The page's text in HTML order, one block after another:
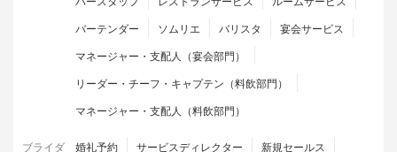
バーテンダー
ソムリエ バリスタ
宴会サービス
マネージャー・支配人（宴会部門）
リーダー・チーフ・キャプテン（料飲部門）
マネージャー・支配人（料飲部門）
ブライダ
婚礼予約 サービスディレクター
新規セールス